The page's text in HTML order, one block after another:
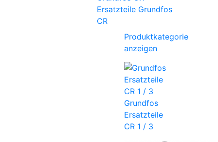
Ersatzteile Grundfos
CR
Produktkategorie
anzeigen
Grundfos
Ersatzteile
CR 1 / 3